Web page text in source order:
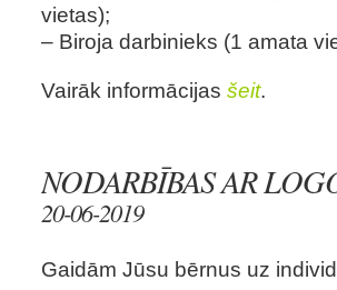
vietas);
– Biroja darbinieks (1 amata
Vairāk informācijas šeit.
NODARBĪBAS AR
20-06-2019
Gaidām Jūsu bērnus uz